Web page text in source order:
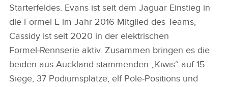
Starterfeldes. Evans ist seit dem Jaguar Einstieg in
die Formel E im Jahr 2016 Mitglied des Teams,
Cassidy ist seit 2020 in der elektrischen
Formel‑Rennserie aktiv. Zusammen bringen es die
beiden aus Auckland stammenden „Kiwis“ auf 15
Siege, 37 Podiumsplätze, elf Pole‑Positions und